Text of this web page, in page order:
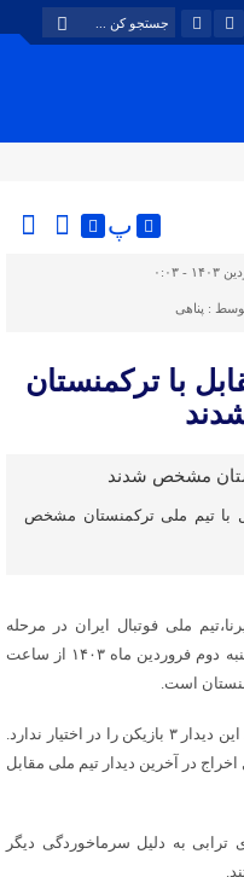
پ
: پناهی
با ترکمنستان
با تیم ملی ترکمنستان مشخص
ملی فوتبال ایران در مرحله
مقدماتی انتخابی جام جهانی ۲۰۲۶، روز پنجشنبه دوم فروردین ماه ۱۴۰۳ از ساعت
امیر قلعه نویی سرمربی تیم ملی فوتبال برای این دیدار ۳ بازیکن را در اختیار ندارد.
در آخرین دیدار تیم ملی مقابل
به دلیل سرماخوردگی دیگر